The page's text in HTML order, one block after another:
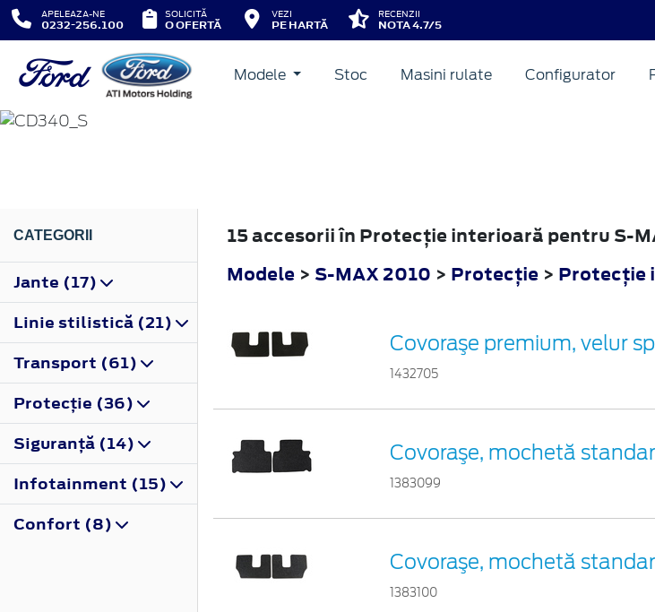
APELEAZA-NE
0232-256.100
SOLICITĂ
O OFERTĂ
VEZI
PE HARTĂ
RECENZII
NOTA 4.7/5
Modele Stoc Masini rulate Configurator
S-MAX
CATEGORII
Jante (17)
Linie stilistică (21)
Transport (61)
Protecţie (36)
Siguranţă (14)
Infotainment (15)
Confort (8)
15 accesorii în Protecţie interioară pentru S-
Modele > S-MAX 2010 > Protecţie > Protecţie
Covoraşe premium, velur
1432705
Covoraşe, mochetă
1383099
Covoraşe, mochetă
1383100